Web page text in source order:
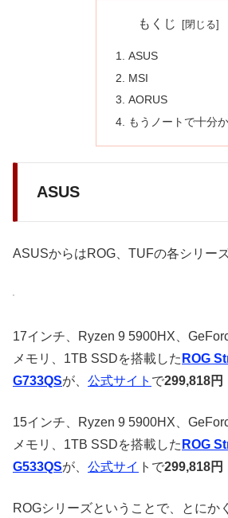
もくじ
ASUS
MSI
AORUS
もうノートで十分
ASUS
ASUSからはROG、TUFの各シリー
17インチ、Ryzen 9 5900HX、
メモリ、1TB SSDを搭載した ROG
G733QSが、 公式サイト で299,818円
15インチ、Ryzen 9 5900HX、
メモリ、1TB SSDを搭載した ROG
G533QSが、 公式サイ トで299,818円
ROGシリーズということで、とにか